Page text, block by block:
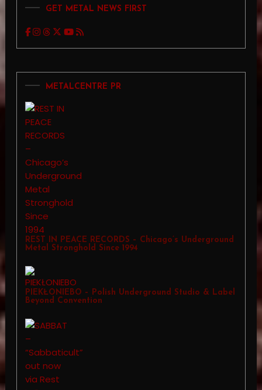
pagination
GET METAL NEWS FIRST
METALCENTRE PR
REST IN PEACE RECORDS – Chicago’s Underground
Metal Stronghold Since 1994
PIEKŁONIEBO – Polish Underground Studio & Label
Beyond Convention